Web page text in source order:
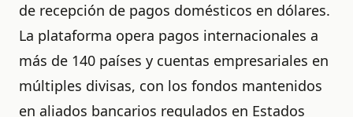
de recepción de pagos domésticos en dólares.
La plataforma opera pagos internacionales a
más de 140 países y cuentas empresariales en
múltiples divisas, con los fondos mantenidos
en aliados bancarios regulados en Estados